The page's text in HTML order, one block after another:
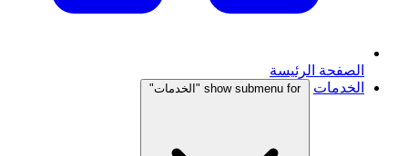
الصفحة الرئيسة
الخدمات
show submenu for "الخدمات"